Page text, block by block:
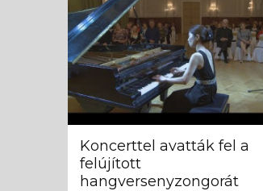
Koncerttel avatták fel a
felújított
hangversenyzongorát